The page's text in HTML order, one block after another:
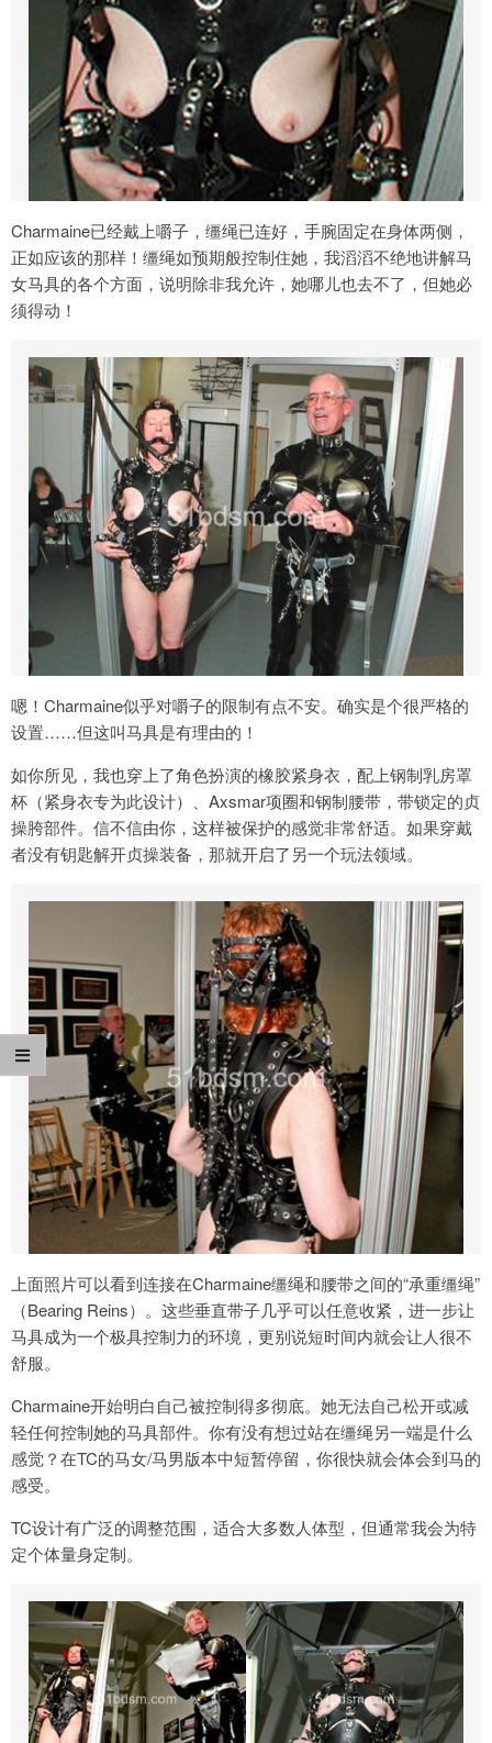
Charmaine已经戴上嚼子，缰绳已连好，手腕固定在身体两侧，
正如应该的那样！缰绳如预期般控制住她，我滔滔不绝地讲解马
女马具的各个方面，说明除非我允许，她哪儿也去不了，但她必
须得动！
嗯！Charmaine似乎对嚼子的限制有点不安。确实是个很严格的
设置……但这叫马具是有理由的！
如你所见，我也穿上了角色扮演的橡胶紧身衣，配上钢制乳房罩
杯（紧身衣专为此设计）、Axsmar项圈和钢制腰带，带锁定的贞
操胯部件。信不信由你，这样被保护的感觉非常舒适。如果穿戴
者没有钥匙解开贞操装备，那就开启了另一个玩法领域。
上面照片可以看到连接在Charmaine缰绳和腰带之间的“承重缰绳”
（Bearing Reins）。这些垂直带子几乎可以任意收紧，进一步让
马具成为一个极具控制力的环境，更别说短时间内就会让人很不
舒服。
Charmaine开始明白自己被控制得多彻底。她无法自己松开或减
轻任何控制她的马具部件。你有没有想过站在缰绳另一端是什么
感觉？在TC的马女/马男版本中短暂停留，你很快就会体会到马的
感受。
TC设计有广泛的调整范围，适合大多数人体型，但通常我会为特
定个体量身定制。